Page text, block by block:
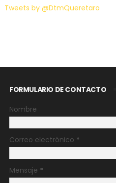
Tweets by @DtmQueretaro
FORMULARIO DE CONTACTO
Nombre
Correo electrónico *
Mensaje *